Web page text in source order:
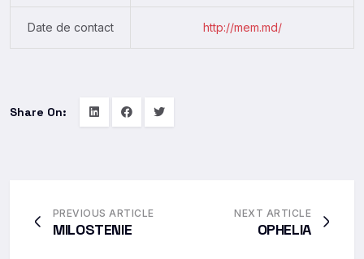
Date de contact http://mem.md/
Share On:
PREVIOUS ARTICLE
MILOSTENIE
NEXT ARTICLE
OPHELIA